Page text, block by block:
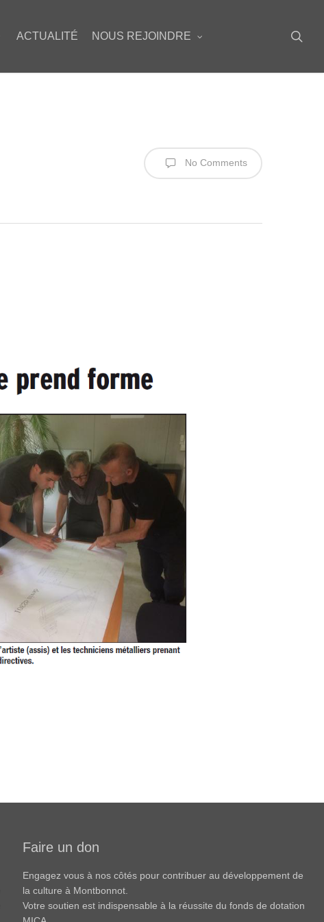
ACTUALITÉ NOUS REJOINDRE
No Comments
Faire un don
Engagez vous à nos côtés pour contribuer au développement de
la culture à Montbonnot.
Votre soutien est indispensable à la réussite du fonds de dotation